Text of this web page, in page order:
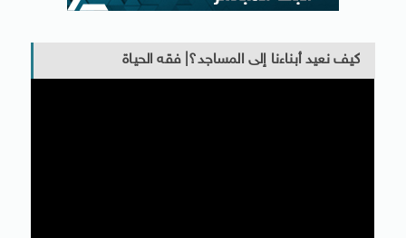
كيف نعيد أبناءنا إلى المساجد؟| فقه الحياة